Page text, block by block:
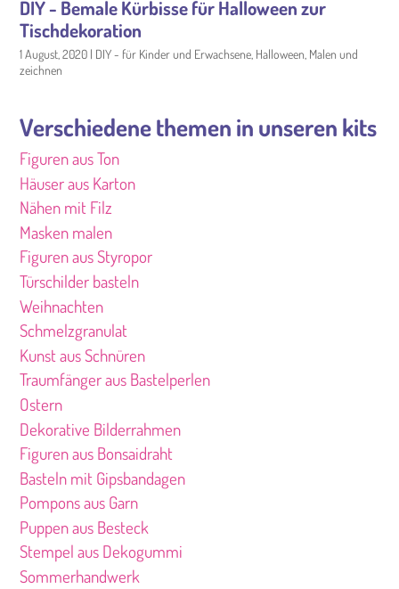
DIY - Bemale Kürbisse für Halloween zur
Tischdekoration
1 August, 2020 | DIY - für Kinder und Erwachsene Halloween Malen und
zeichnen
Verschiedene themen in unseren kits
Figuren aus Ton
Häuser aus Karton
Nähen mit Filz
Masken malen
Figuren aus Styropor
Türschilder basteln
Weihnachten
Schmelzgranulat
Kunst aus Schnüren
Traumfänger aus Bastelperlen
Ostern
Dekorative Bilderrahmen
Figuren aus Bonsaidraht
Basteln mit Gipsbandagen
Pompons aus Garn
Puppen aus Besteck
Stempel aus Dekogummi
Sommerhandwerk